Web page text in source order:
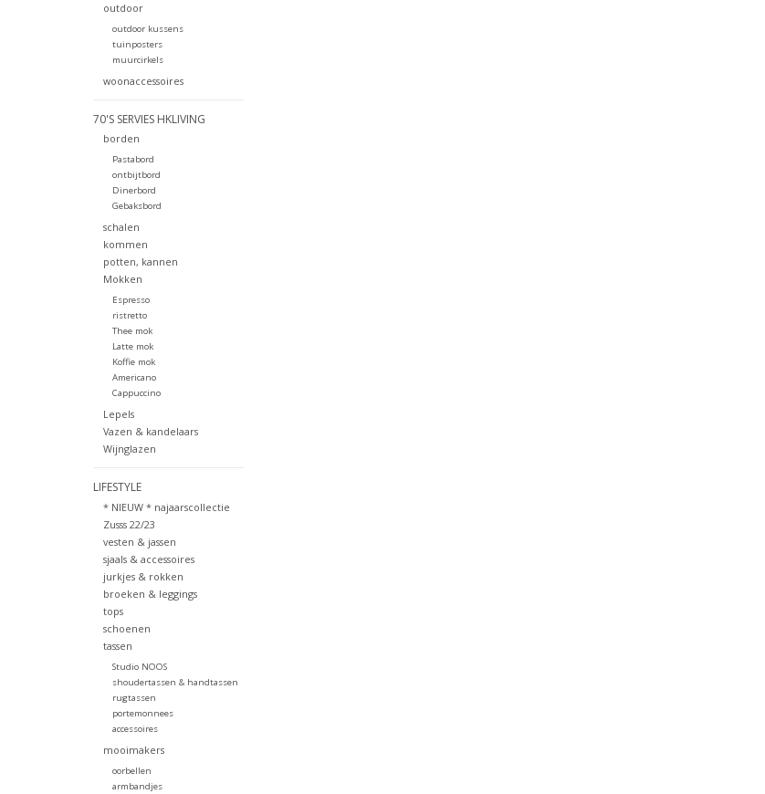
outdoor
outdoor kussens
tuinposters
muurcirkels
woonaccessoires
70'S SERVIES HKLIVING
borden
Pastabord
ontbijtbord
Dinerbord
Gebaksbord
schalen
kommen
potten, kannen
Mokken
Espresso
ristretto
Thee mok
Latte mok
Koffie mok
Americano
Cappuccino
Lepels
Vazen & kandelaars
Wijnglazen
LIFESTYLE
* NIEUW * najaarscollectie
Zusss 22/23
vesten & jassen
sjaals & accessoires
jurkjes & rokken
broeken & leggings
tops
schoenen
tassen
Studio NOOS
shoudertassen & handtassen
rugtassen
portemonnees
accessoires
mooimakers
oorbellen
armbandjes